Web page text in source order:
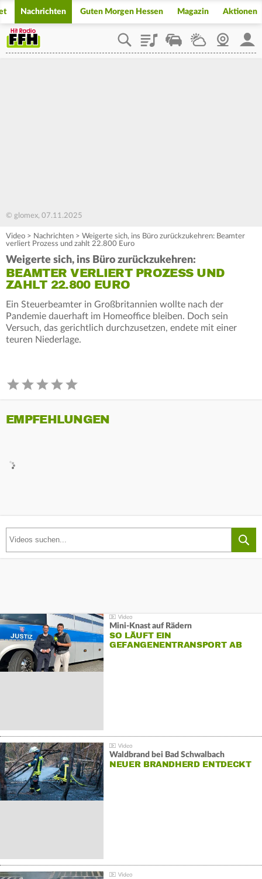
Nachrichten Guten Morgen Hessen Magazin Aktionen
PlaylistStaupilotWetterWebcam
© glomex, 07.11.2025
Video > Nachrichten > Weigerte sich, ins Büro zurückzukehren: Beamter
verliert Prozess und zahlt 22.800 Euro
Weigerte sich, ins Büro zurückzukehren:
BEAMTER VERLIERT PROZESS UND
ZAHLT 22.800 EURO
Ein Steuerbeamter in Großbritannien wollte nach der
Pandemie dauerhaft im Homeoffice bleiben. Doch sein
Versuch, das gerichtlich durchzusetzen, endete mit einer
teuren Niederlage.
EMPFEHLUNGEN
Mini-Knast auf Rädern
SO LÄUFT EIN
GEFANGENENTRANSPORT AB
Waldbrand bei Bad Schwalbach
NEUER BRANDHERD ENTDECKT